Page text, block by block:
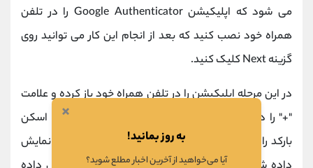
می شود که اپلیکیشن Google Authenticator را در تلفن
همراه خود نصب کنید که بعد از انجام این کار می توانید روی
گزینه Next کلیک کنید.
در این مرحله اپلیکیشن را در تلفن همراه خود باز کرده و علامت
"+" را در گوشه ی سمت راست انتخاب کرده و گزینه ی اسکن
بارکد را انتخاب نمایید. سپس در داخل سایت، کد QR نمایش
×
به روز بمانید!
آیا می‌خواهید از آخرین اخبار مطلع شوید؟